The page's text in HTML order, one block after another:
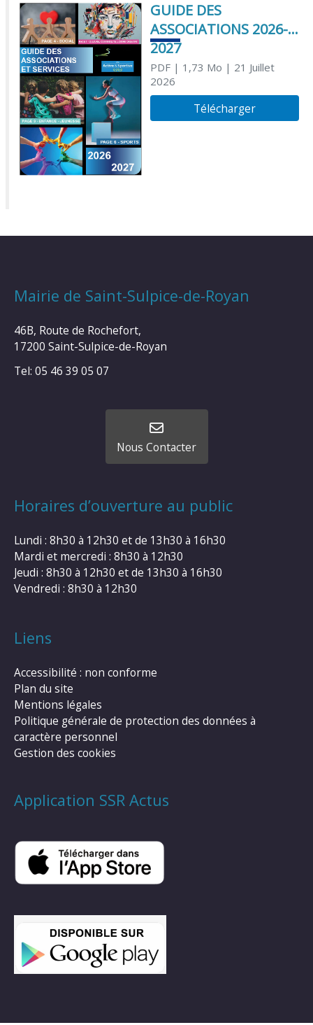
GUIDE DES
ASSOCIATIONS 2026-
2027
PDF| 1,73 Mo | 21 Juillet
2026
Télécharger
Mairie de Saint-Sulpice-de-Royan
46B, Route de Rochefort,
17200 Saint-Sulpice-de-Royan
Tel: 05 46 39 05 07
Nous Contacter
Horaires d’ouverture au public
Lundi : 8h30 à 12h30 et de 13h30 à 16h30
Mardi et mercredi : 8h30 à 12h30
Jeudi : 8h30 à 12h30 et de 13h30 à 16h30
Vendredi : 8h30 à 12h30
Liens
Accessibilité : non conforme
Plan du site
Mentions légales
Politique générale de protection des données à
caractère personnel
Gestion des cookies
Application SSR Actus